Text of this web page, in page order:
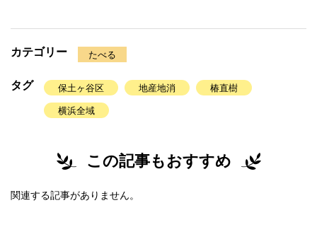
カテゴリー たべる
タグ 保土ヶ谷区 地産地消 椿直樹
横浜全域
この記事もおすすめ
関連する記事がありません。